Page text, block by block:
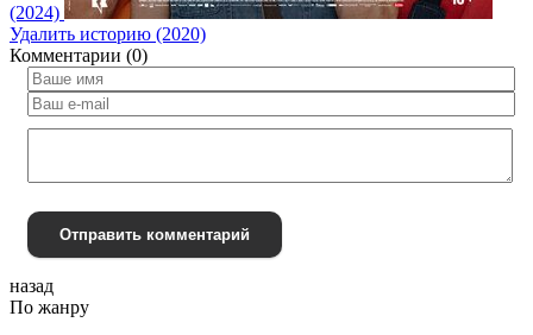
(2024)
Удалить историю (2020)
Комментарии (0)
Отправить комментарий
назад
По жанру